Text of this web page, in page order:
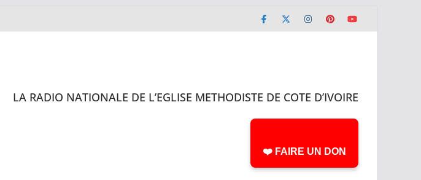
LA RADIO NATIONALE DE L’EGLISE METHODISTE DE COTE D’IVOIRE
❤️ FAIRE UN DON